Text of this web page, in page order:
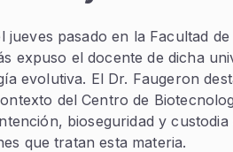
pasado en la Facultad de
expuso el docente de dicha
evolutiva. El Dr. Faugeron
del Centro de
bioseguridad y
que tratan esta materia.